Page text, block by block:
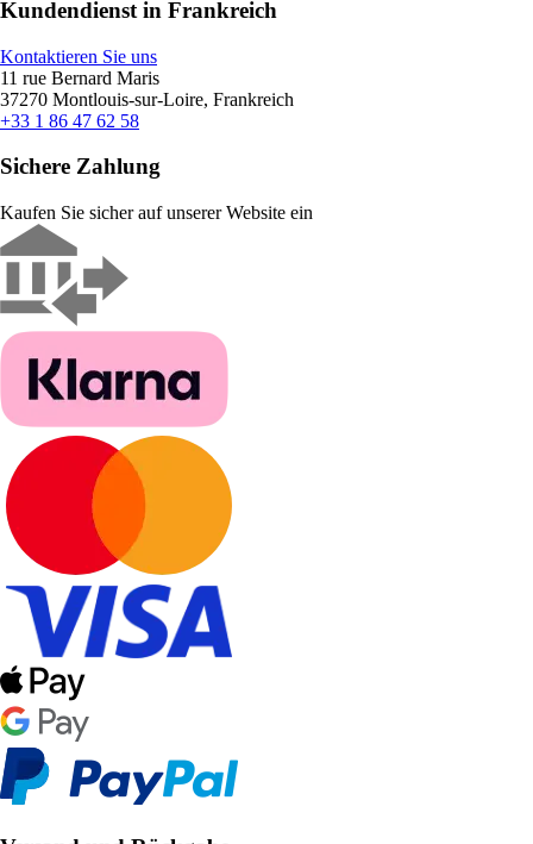
Kundendienst in Frankreich
Kontaktieren Sie uns
11 rue Bernard Maris
37270 Montlouis-sur-Loire, Frankreich
+33 1 86 47 62 58
Sichere Zahlung
Kaufen Sie sicher auf unserer Website ein